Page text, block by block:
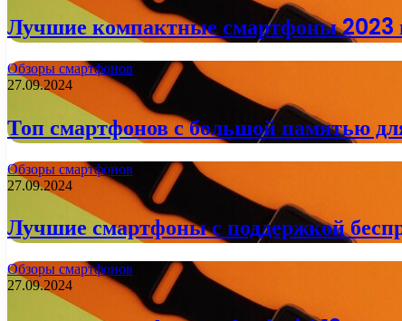
Лучшие компактные смартфоны 2023
Обзоры смартфонов
27.09.2024
Топ смартфонов с большой памятью
Обзоры смартфонов
27.09.2024
Лучшие смартфоны с поддержкой
Обзоры смартфонов
27.09.2024